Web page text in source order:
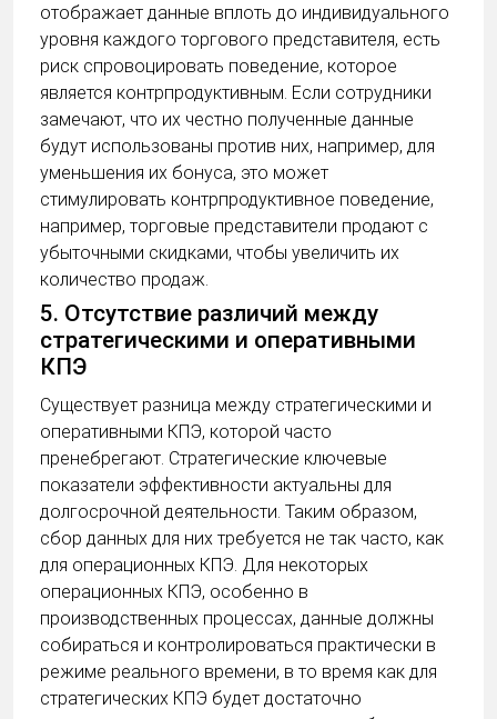
отображает данные вплоть до индивидуального
уровня каждого торгового представителя, есть
риск спровоцировать поведение, которое
является контрпродуктивным. Если сотрудники
замечают, что их честно полученные данные
будут использованы против них, например, для
уменьшения их бонуса, это может
стимулировать контрпродуктивное поведение,
например, торговые представители продают с
убыточными скидками, чтобы увеличить их
количество продаж.
5. Отсутствие различий между
стратегическими и оперативными
КПЭ
Существует разница между стратегическими и
оперативными КПЭ, которой часто
пренебрегают. Стратегические ключевые
показатели эффективности актуальны для
долгосрочной деятельности. Таким образом,
сбор данных для них требуется не так часто, как
для операционных КПЭ. Для некоторых
операционных КПЭ, особенно в
производственных процессах, данные должны
собираться и контролироваться практически в
режиме реального времени, в то время как для
стратегических КПЭ будет достаточно